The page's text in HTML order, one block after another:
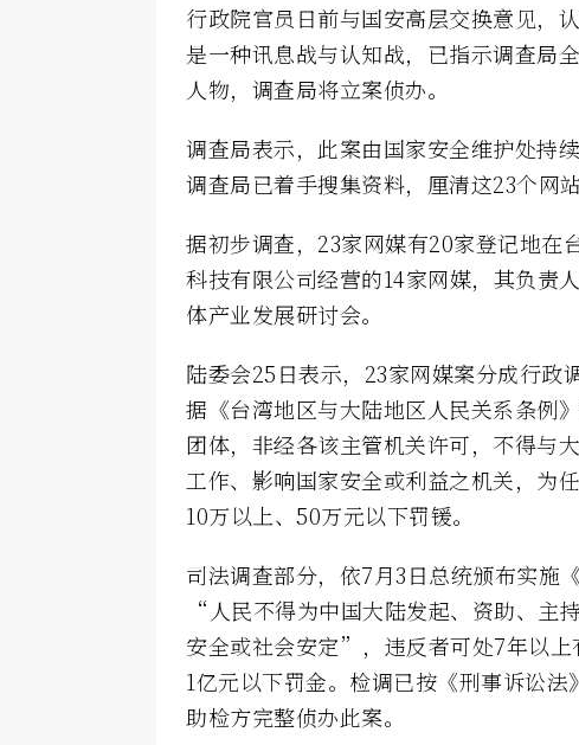
行政院官员日前与国安高层交换意见，
是一种讯息战与认知战，已指示调查局
人物，调查局将立案侦办。
调查局表示，此案由国家安全维护处持
调查局已着手搜集资料，厘清这23个网
据初步调查，23家网媒有20家登记地在
科技有限公司经营的14家网媒，其负责
体产业发展研讨会。
陆委会25日表示，23家网媒案分成行政
据《台湾地区与大陆地区人民关系条例
团体，非经各该主管机关许可，不得与
工作、影响国家安全或利益之机关，为
10万以上、50万元以下罚锾。
司法调查部分，依7月3日总统颁布实施
“人民不得为中国大陆发起、资助、主
安全或社会安定”，违反者可处7年以上
1亿元以下罚金。检调已按《刑事诉讼
助检方完整侦办此案。